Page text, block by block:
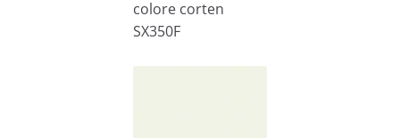
colore corten
SX350F